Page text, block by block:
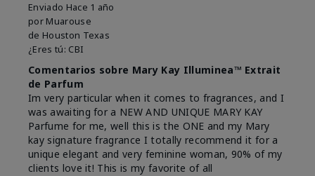
Enviado Hace 1 año
por Muarouse
de Houston Texas
¿Eres tú: CBI
Comentarios sobre Mary Kay Illuminea™ Extrait
de Parfum
Im very particular when it comes to fragrances, and I
was awaiting for a NEW AND UNIQUE MARY KAY
Parfume for me, well this is the ONE and my Mary
kay signature fragrance I totally recommend it for a
unique elegant and very feminine woman, 90% of my
clients love it! This is my favorite of all